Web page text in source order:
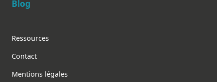
Blog
Footer
Ressources
Contact
Mentions légales